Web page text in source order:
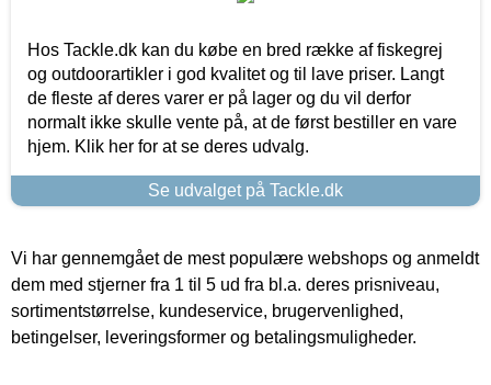
Hos Tackle.dk kan du købe en bred række af fiskegrej
og outdoorartikler i god kvalitet og til lave priser. Langt
de fleste af deres varer er på lager og du vil derfor
normalt ikke skulle vente på, at de først bestiller en vare
hjem. Klik her for at se deres udvalg.
Se udvalget på Tackle.dk
Vi har gennemgået de mest populære webshops og anmeldt
dem med stjerner fra 1 til 5 ud fra bl.a. deres prisniveau,
sortimentstørrelse, kundeservice, brugervenlighed,
betingelser, leveringsformer og betalingsmuligheder.